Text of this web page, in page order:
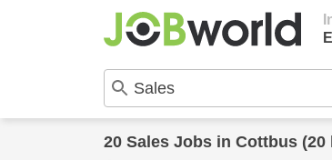
20 Sales Jobs in Cottbus (20